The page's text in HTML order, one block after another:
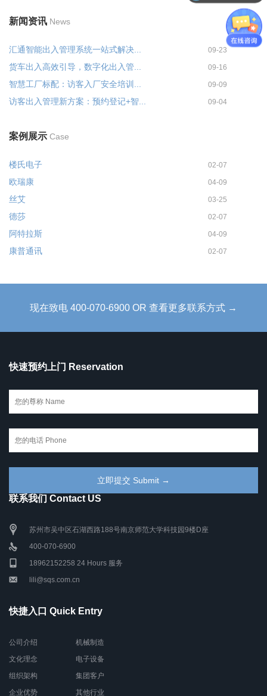
新闻资讯 News
汇通智能出入管理系统一站式解决... 09-23
货车出入高效引导，数字化出入管... 09-16
智慧工厂标配：访客入厂安全培训... 09-09
访客出入管理新方案：预约登记+智... 09-04
案例展示 Case
楼氏电子 02-07
欧瑞康 04-09
丝艾 03-25
德莎 02-07
阿特拉斯 04-09
康普通讯 02-07
现在致电 400-070-6900 OR 查看更多联系方式 →
快速预约上门 Reservation
联系我们 Contact US
苏州市吴中区石湖西路188号南京师范大学科技园9楼D座
400-070-6900
18962152258 24 Hours 服务
lili@sqs.com.cn
快捷入口 Quick Entry
公司介绍
文化理念
组织架构
企业优势
机械制造
电子设备
集团客户
其他行业